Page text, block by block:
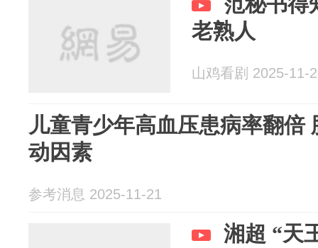
老熟人
山鸡看剧 2025-11-
儿童青少年高血压患病率翻倍
动因素
参考消息 2025-11-21
湘超 “天